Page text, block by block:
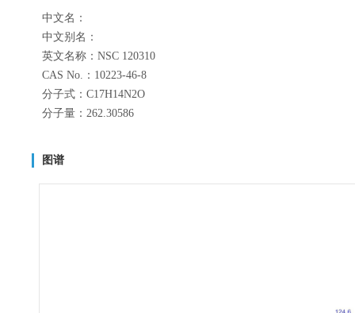
中文名：
中文别名：
英文名称：NSC 120310
CAS No.：10223-46-8
分子式：C17H14N2O
分子量：262.30586
图谱